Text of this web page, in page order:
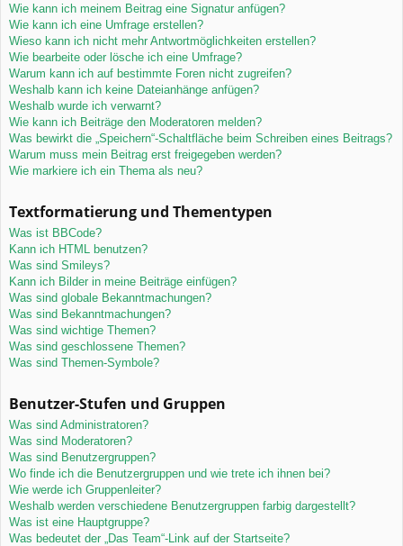
Wie kann ich meinem Beitrag eine Signatur anfügen?
Wie kann ich eine Umfrage erstellen?
Wieso kann ich nicht mehr Antwortmöglichkeiten erstellen?
Wie bearbeite oder lösche ich eine Umfrage?
Warum kann ich auf bestimmte Foren nicht zugreifen?
Weshalb kann ich keine Dateianhänge anfügen?
Weshalb wurde ich verwarnt?
Wie kann ich Beiträge den Moderatoren melden?
Was bewirkt die „Speichern“-Schaltfläche beim Schreiben eines Beitrags?
Warum muss mein Beitrag erst freigegeben werden?
Wie markiere ich ein Thema als neu?
Textformatierung und Thementypen
Was ist BBCode?
Kann ich HTML benutzen?
Was sind Smileys?
Kann ich Bilder in meine Beiträge einfügen?
Was sind globale Bekanntmachungen?
Was sind Bekanntmachungen?
Was sind wichtige Themen?
Was sind geschlossene Themen?
Was sind Themen-Symbole?
Benutzer-Stufen und Gruppen
Was sind Administratoren?
Was sind Moderatoren?
Was sind Benutzergruppen?
Wo finde ich die Benutzergruppen und wie trete ich ihnen bei?
Wie werde ich Gruppenleiter?
Weshalb werden verschiedene Benutzergruppen farbig dargestellt?
Was ist eine Hauptgruppe?
Was bedeutet der „Das Team“-Link auf der Startseite?